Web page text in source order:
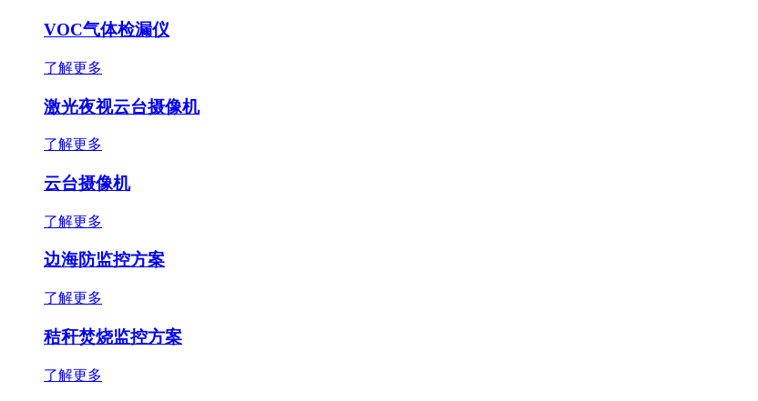
VOC气体检漏仪
了解更多
激光夜视云台摄像机
了解更多
云台摄像机
了解更多
边海防监控方案
了解更多
秸秆焚烧监控方案
了解更多